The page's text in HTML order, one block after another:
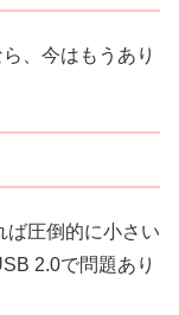
、今はもうあり
ば圧倒的に小さい
2.0で問題あり